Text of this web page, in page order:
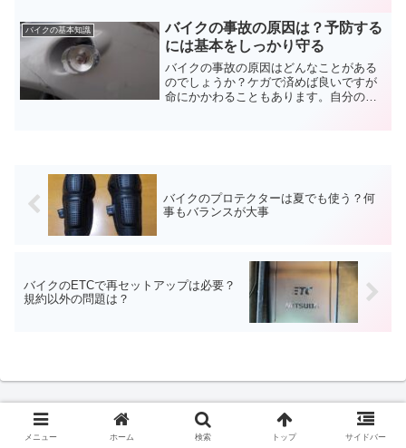
かや考え方など、バイクの紫外線対策に
ついてまとめました。
バイクの基本知識
バイクの事故の原因は？予防する
には基本をしっかり守る
バイクの事故の原因はどんなことがある
のでしょうか？ケガで済めば良いですが
命にかかわることもあります。自分の体
バイクのプロテクターは夏でも使う？何
事もバランスが大事
バイクのETCで再セットアップは必要？
規約以外の問題は？
メニュー ホーム 検索 トップ サイドバー